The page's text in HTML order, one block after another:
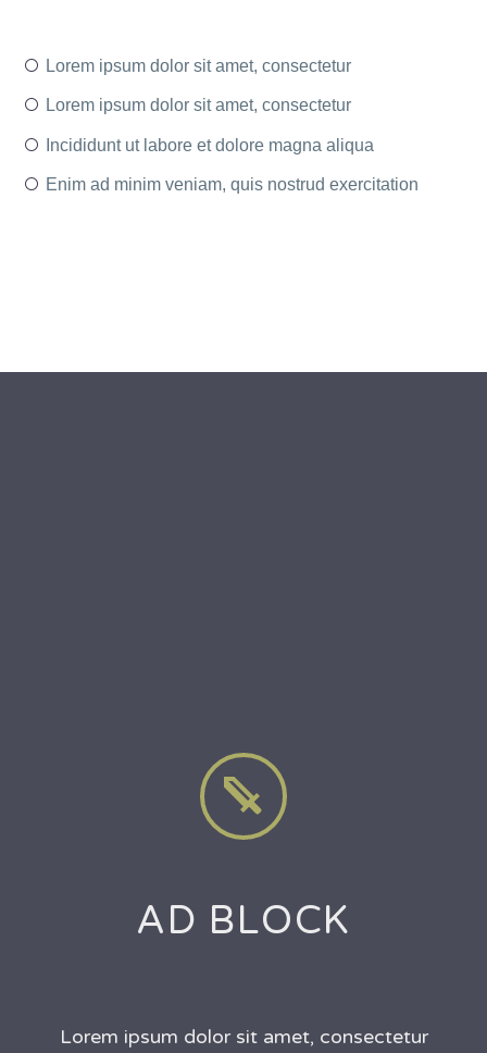
Lorem ipsum dolor sit amet, consectetur
Lorem ipsum dolor sit amet, consectetur
Incididunt ut labore et dolore magna aliqua
Enim ad minim veniam, quis nostrud exercitation


AD BLOCK
Lorem ipsum dolor sit amet, consectetur